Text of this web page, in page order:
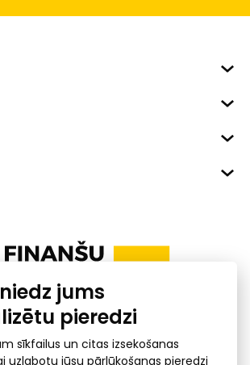
Roberta
kalkulators
jums
pieredzi
sīkfailus un citas izsekošanas
uzlabotu jūsu pārlūkošanas pieredzi